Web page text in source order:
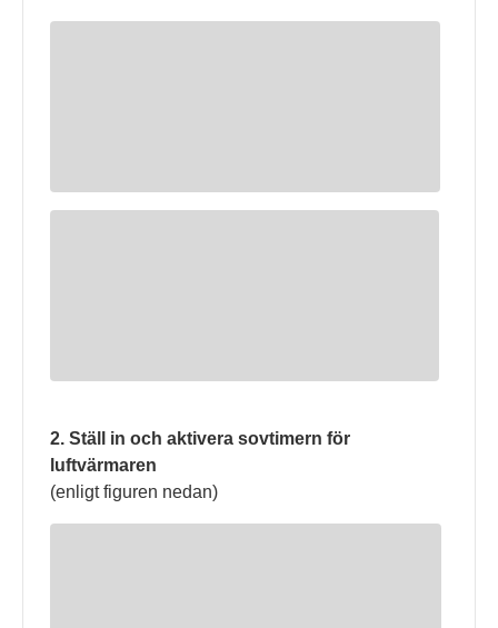
2. Ställ in och aktivera sovtimern för
luftvärmaren
(enligt figuren nedan)